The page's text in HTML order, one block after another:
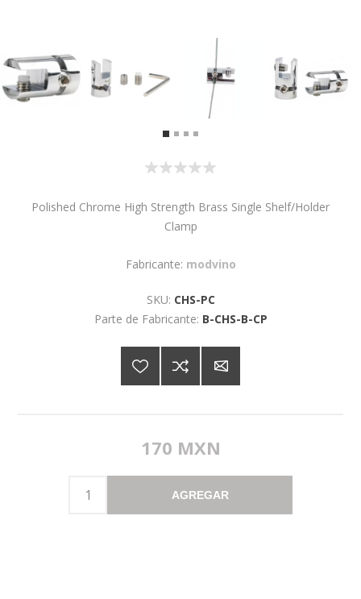
Polished Chrome High Strength Brass Single Shelf/Holder
Clamp
Fabricante: modvino
SKU: CHS-PC
Parte de Fabricante: B-CHS-B-CP
170 MXN
AGREGAR